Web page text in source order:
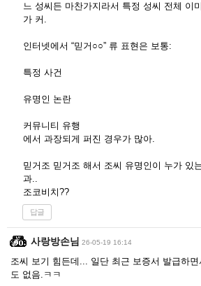
느 성씨든 마찬가지라서 특정 성씨 전체 이
가 커.
인터넷에서 “믿거○○” 류 표현은 보통:
특정 사건
유명인 논란
커뮤니티 유행
에서 과장되게 퍼진 경우가 많아.
믿거조 믿거조 해서 조씨 유명인이 누가 있
과..
조코비치??
답글
사랑방손님 26-05-19 16:14
조씨 보기 힘든데... 일단 최근 보증서 발급하
도 없음.ㅋㅋ